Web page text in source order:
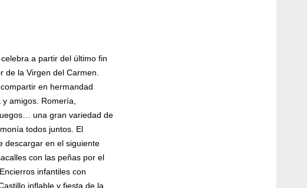
a partir del último fin
de la Virgen del Carmen.
en hermandad
amigos. Romería,
una gran variedad de
todos juntos. El
descargar en el siguiente
con las peñas por el
infantiles con
inflable y fiesta de la